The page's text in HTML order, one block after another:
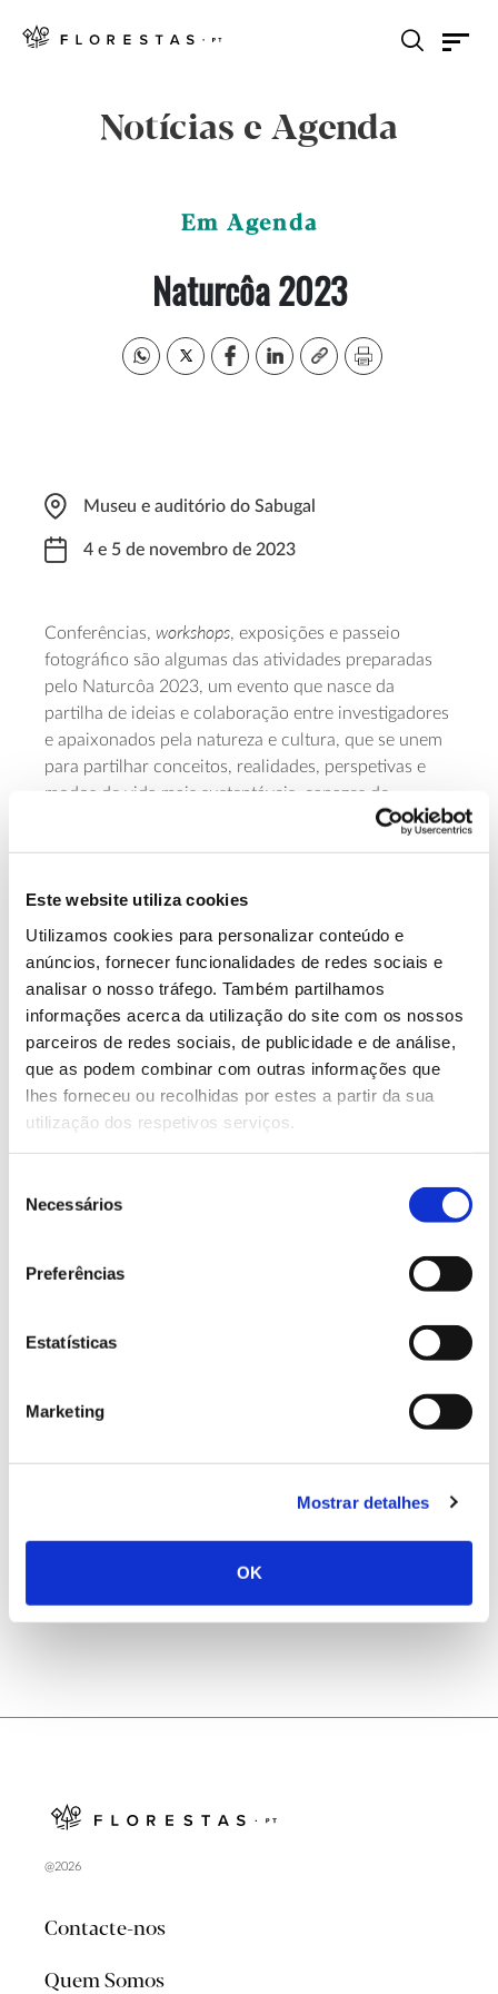
Este website utiliza cookies
Utilizamos cookies para personalizar conteúdo e
anúncios, fornecer funcionalidades de redes sociais e
analisar o nosso tráfego. Também partilhamos
informações acerca da utilização do site com os nossos
parceiros de redes sociais, de publicidade e de análise,
que as podem combinar com outras informações que
lhes forneceu ou recolhidas por estes a partir da sua
utilização dos respetivos serviços.
Necessários
Preferências
Estatísticas
Marketing
Mostrar detalhes
OK
Notícias e Agenda
Em Agenda
Naturcôa 2023
Museu e auditório do Sabugal
4 e 5 de novembro de 2023
Conferências, workshops, exposições e passeio
fotográfico são algumas das atividades preparadas
pelo Naturcôa 2023, um evento que nasce da
partilha de ideias e colaboração entre investigadores
e apaixonados pela natureza e cultura, que se unem
para partilhar conceitos, realidades, perspetivas e
modos de vida mais sustentáveis, capazes de
da Malcata. As conferências decorrem dia 4, das 10
às 19 horas, têm um valor de 5 euros (a pagar no
local) e é
necessária inscrição prévia
Saiba mais sobre o Naturecôa 2023
13.07.2026
Genoma do priolo e de outras espécies em risco:
conhecer para conservar
02.07.2026
Registar galhas de Trichi em acácia-das-espigas:
cidadãos chamados a ajudar
25.06.2026
Natureza e florestas procuram jovens voluntários
no verão 2026
@2026
Contacte-nos
Quem Somos